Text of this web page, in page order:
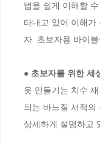
법을 쉽게 이해할
타내고 있어 이해
자  초보자용 바이블
● 초보자를 위한 세
옷 만들기는 치수
되는 바느질 서적
상세하게 설명하고